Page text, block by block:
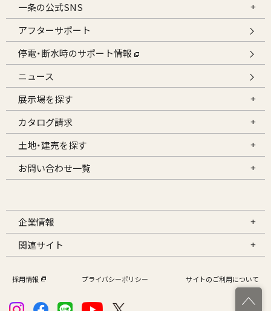
一条の公式SNS
アフターサポート
停電・断水時のサポート情報
ニュース
展示場を探す
カタログ請求
土地・建売を探す
お問い合わせ一覧
企業情報
関連サイト
採用情報 プライバシーポリシー サイトのご利用について